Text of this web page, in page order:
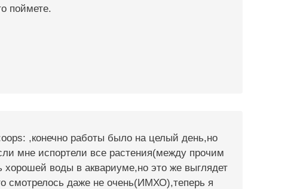
поймете.
,конечно работы было на целый день,но
мне испортели все растения(между прочим
хорошей воды в аквариуме,но это же выглядет
смотрелось даже не очень(ИМХО),теперь я